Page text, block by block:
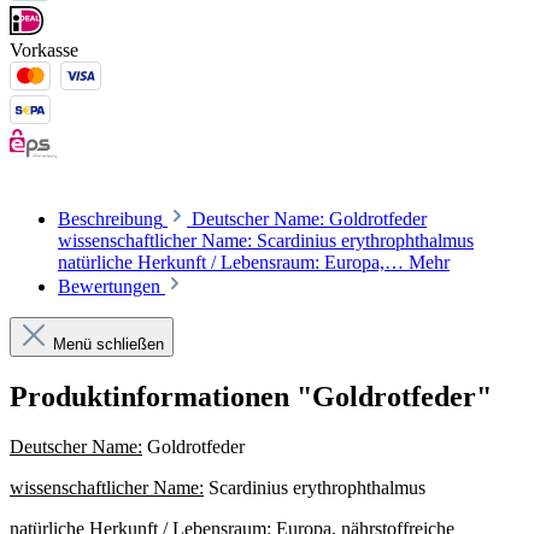
Vorkasse
Beschreibung
Deutscher Name: Goldrotfeder
wissenschaftlicher Name: Scardinius erythrophthalmus
natürliche Herkunft / Lebensraum: Europa,… Mehr
Bewertungen
Menü schließen
Produktinformationen "Goldrotfeder"
Deutscher Name: Goldrotfeder
wissenschaftlicher Name: Scardinius erythrophthalmus
natürliche Herkunft / Lebensraum: Europa, nährstoffreiche